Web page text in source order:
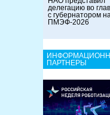
делегацию во
с губернатором
ПМЭФ-2026
ПАРТНЕРЫ